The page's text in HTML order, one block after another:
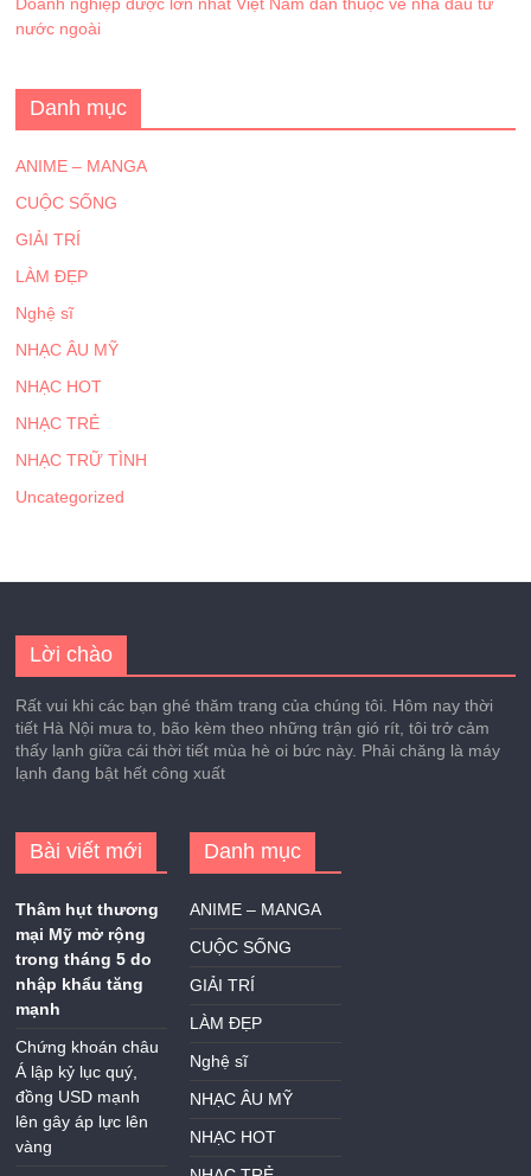
nước ngoài
Danh mục
ANIME – MANGA
CUỘC SỐNG
GIẢI TRÍ
LÀM ĐẸP
Nghệ sĩ
NHẠC ÂU MỸ
NHẠC HOT
NHẠC TRẺ
NHẠC TRỮ TÌNH
Uncategorized
Lời chào
Rất vui khi các bạn ghé thăm trang của chúng tôi. Hôm nay thời
tiết Hà Nội mưa to, bão kèm theo những trận gió rít, tôi trở cảm
thấy lạnh giữa cái thời tiết mùa hè oi bức này. Phải chăng là máy
lạnh đang bật hết công xuất
Bài viết mới
Thâm hụt thương
mại Mỹ mở rộng
trong tháng 5 do
nhập khẩu tăng
mạnh
Chứng khoán châu
Á lập kỷ lục quý,
đồng USD mạnh
lên gây áp lực lên
vàng
Danh mục
ANIME – MANGA
CUỘC SỐNG
GIẢI TRÍ
LÀM ĐẸP
Nghệ sĩ
NHẠC ÂU MỸ
NHẠC HOT